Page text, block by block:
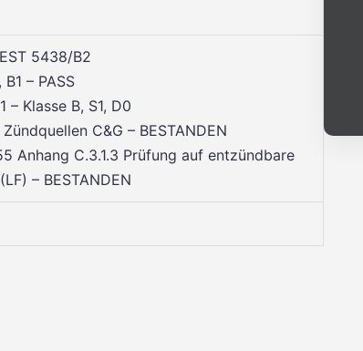
5438/B2
– PASS
– Klasse B, S1, D0
C&G – BESTANDEN
Anhang C.3.1.3 Prüfung auf entzündbare
– BESTANDEN